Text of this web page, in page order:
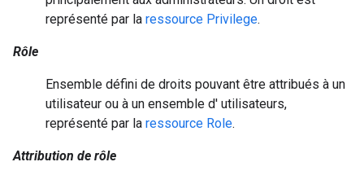
représenté par la ressource Privilege.
Rôle
Ensemble défini de droits pouvant être attribués à un
utilisateur ou à un ensemble d' utilisateurs,
représenté par la ressource Role.
Attribution de rôle